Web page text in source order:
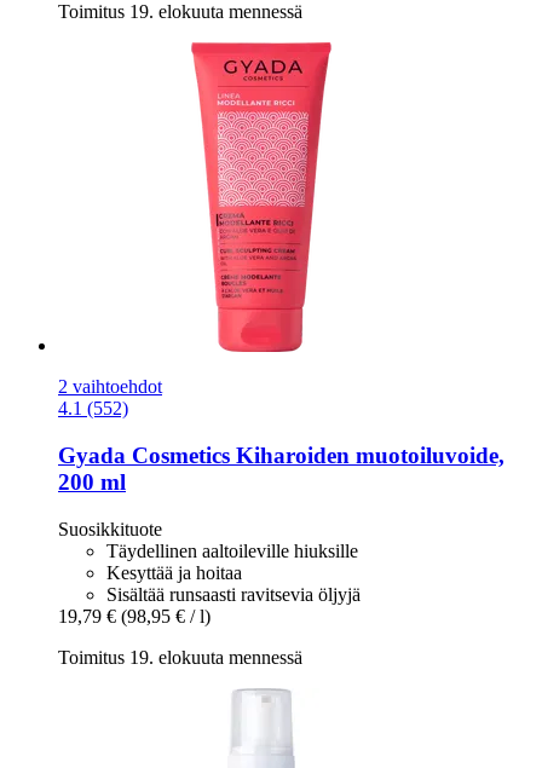
Toimitus 19. elokuuta mennessä
2 vaihtoehdot
4.1 (552)
Gyada Cosmetics Kiharoiden muotoiluvoide,
200 ml
Suosikkituote
Täydellinen aaltoileville hiuksille
Kesyttää ja hoitaa
Sisältää runsaasti ravitsevia öljyjä
19,79 € (98,95 € / l)
Toimitus 19. elokuuta mennessä